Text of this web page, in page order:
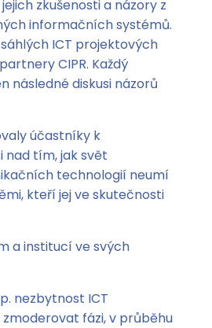
zkušenosti a názory z
informačních systémů.
ICT projektových
CIPR. Každý
následné diskusi názorů
účastníky k
nad tím, jak svět
technologií neumí
kteří jej ve skutečnosti
a institucí ve svých
nezbytnost ICT
fázi, v průběhu